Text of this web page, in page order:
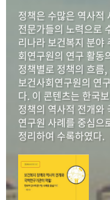
정책과 연구 키워드로
간행물 변천사
기록물 아카이브
사진 아카이브 문서 기
50+1주년 기념
성과 50선 숫자로 보는
세계와 함께 한 KIHASA
정책은 수많은 역사적
전문가들의 노력으로
리나라 보건복지 분야
회연구원의 연구 활동
정책별로 정책의 흐름
보건사회연구원의 연
다. 이 콘텐츠는 한국
정책의 역사적 전개와
연구원 사례를 중심으
정리하여 수록하였다.